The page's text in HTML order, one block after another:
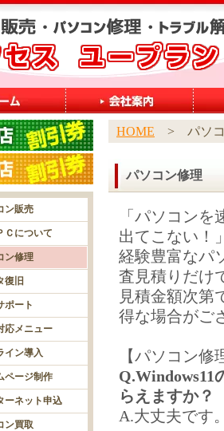
ン販売
Ｃについて
ン修理
復旧
ポート
応メニュー
イン導入
ページ制作
ーネット申込
ン買取
HOME > パソコ
パソコン修理
「パソコン
出てこない！
経験豊富なパ
査見積りだけ
見積金額次第
得な場合がご
【パソコン
Q.Windows11
らえますか？
A.大丈夫です